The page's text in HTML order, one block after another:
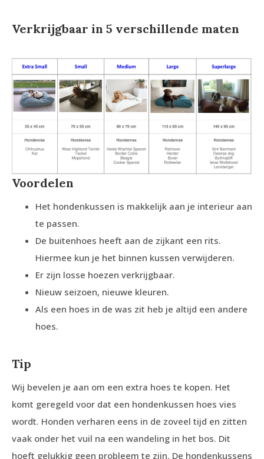
Verkrijgbaar in 5 verschillende maten
Voordelen
Het hondenkussen is makkelijk aan je interieur aan
te passen.
De buitenhoes heeft aan de zijkant een rits.
Hiermee kun je het binnen kussen verwijderen.
Er zijn losse hoezen verkrijgbaar.
Nieuw seizoen, nieuwe kleuren.
Als een hoes in de was zit heb je altijd een andere
hoes.
Tip
Wij bevelen je aan om een extra hoes te kopen. Het
komt geregeld voor dat een hondenkussen hoes vies
wordt. Honden verharen eens in de zoveel tijd en zitten
vaak onder het vuil na een wandeling in het bos. Dit
hoeft gelukkig geen probleem te zijn. De hondenkussens